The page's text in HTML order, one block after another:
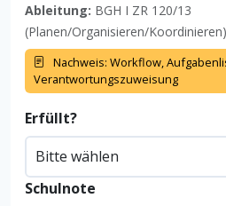
Ableitung: BGH I ZR 120/13
(Planen/Organisieren/
Nachweis: Workflow,
Verantwortungszuweisung
Erfüllt?
Schulnote